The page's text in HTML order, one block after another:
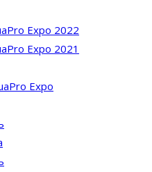
Expo 2022
Expo 2021
Expo